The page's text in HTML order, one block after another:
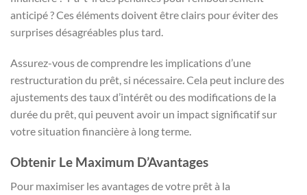
anticipé ? Ces éléments doivent être clairs pour éviter des
surprises désagréables plus tard.
Assurez-vous de comprendre les implications d’une
restructuration du prêt, si nécessaire. Cela peut inclure des
ajustements des taux d’intérêt ou des modifications de la
durée du prêt, qui peuvent avoir un impact significatif sur
votre situation financière à long terme.
Obtenir Le Maximum D’Avantages
Pour maximiser les avantages de votre prêt à la